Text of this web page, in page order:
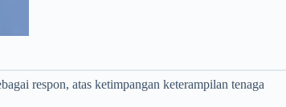
respon, atas ketimpangan keterampilan tenaga